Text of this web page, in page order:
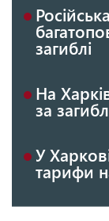
загиблі
На
за
У
тарифи